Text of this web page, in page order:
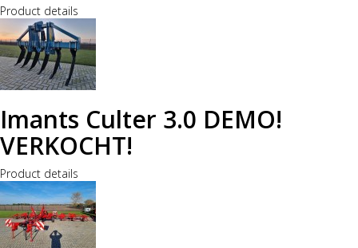
Product details
Imants Culter 3.0 DEMO!
VERKOCHT!
Product details